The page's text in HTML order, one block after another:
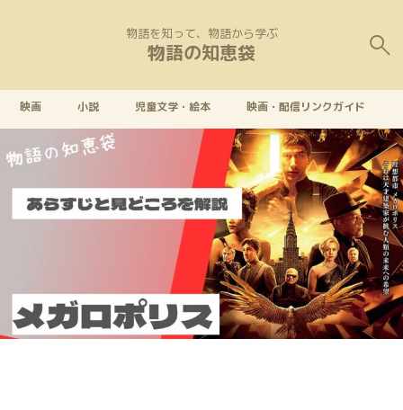
物語を知って、物語から学ぶ
物語の知恵袋
映画 小説 児童文学・絵本 映画・配信リンクガイド